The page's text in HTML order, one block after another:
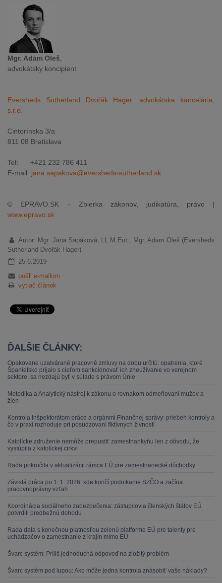
Mgr. Adam Oleš
advokátsky koncipient
Eversheds Sutherland Dvořák Hager, advokátska kancelária,
s.r.o.
Cintorínska 3/a
811 08 Bratislava
Tel: +421 232 786 411
E-mail: jana.sapakova@eversheds-sutherland.sk
© EPRAVO.SK – Zbierka zákonov, judikatúra, právo |
www.epravo.sk
Autor: Mgr. Jana Sapáková, LL.M.Eur., Mgr. Adam Oleš (Eversheds
Sutherland Dvořák Hager)
25.6.2019
pošli e-mailom
vytlač článok
ĎALŠIE ČLÁNKY:
Opakovane uzatvárané pracovné zmluvy na dobu určitú: opatrenia, ktoré
Španielsko prijalo s cieľom sankcionovať ich zneužívanie vo verejnom
sektore, sa nezdajú byť v súlade s právom Únie
Metodika a Analytický nástroj k zákonu o rovnakom odmeňovaní mužov a
žien
Kontrola Inšpektorátom práce a orgánmi Finančnej správy: priebeh kontroly a
čo v praxi rozhoduje pri posudzovaní fiktívnych živností
Katolícke združenie nemôže prepustiť zamestnankyňu len z dôvodu, že
vystúpila z katolíckej cirkvi
Rada pokročila v aktualizácii rámca EÚ pre zamestnanecké dôchodky
Závislá práca po 1. 1. 2026: kde končí podnikanie SZČO a začína
pracovnoprávny vzťah
Koordinácia sociálneho zabezpečenia: zástupcovia členských štátov EÚ
potvrdili predbežnú dohodu
Rada dala s konečnou platnosťou zelenú platforme EÚ pre talenty pre
uchádzačov o zamestnanie z krajín mimo EÚ
Švarc systém: Príliš jednoduchá odpoveď na zložitý problém
Švarc systém pod lupou: Ako môže jedna kontrola znásobiť vaše náklady?